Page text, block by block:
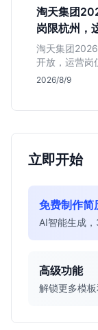
淘天集团
岗限杭州，
淘天集团
开放，运营岗
薪资行情及适
2026/8/9
立即开始
免费制作简
AI智能生成
高级功能
解锁更多模